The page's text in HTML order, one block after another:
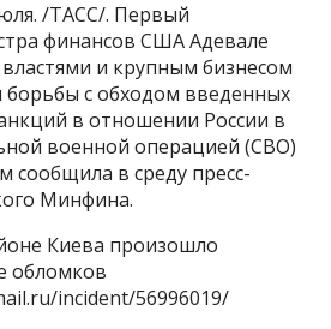
/ТАСС/. Первый
финансов США Адевале
и крупным бизнесом
с обходом введенных
в отношении России в
военной операцией (СВО)
сообщила в среду пресс-
Минфина.
Киева произошло
обломков
incident/56996019/